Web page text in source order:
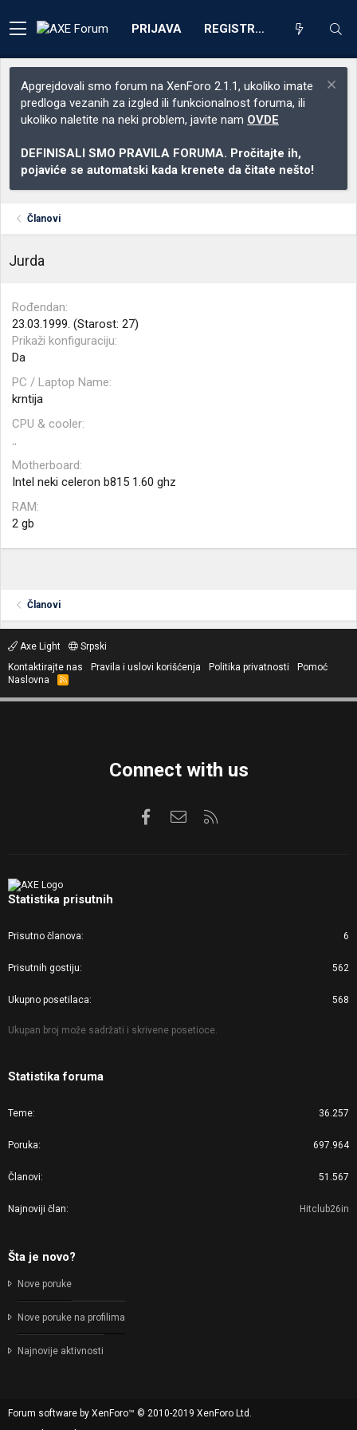
PRIJAVA REGISTRACIJA
Apgrejdovali smo forum na XenForo 2.1.1, ukoliko imate
predloga vezanih za izgled ili funkcionalnost foruma, ili
ukoliko naletite na neki problem, javite nam OVDE
DEFINISALI SMO PRAVILA FORUMA. Pročitajte ih,
pojaviće se automatski kada krenete da čitate nešto!
Članovi
Jurda
Rođendan
23.03.1999. (Starost: 27)
Prikaži konfiguraciju
Da
PC / Laptop Name
krntija
CPU & cooler
..
Motherboard
Intel neki celeron b815 1.60 ghz
RAM
2 gb
Članovi
Axe Light
Srpski
Kontaktirajte nas
Pravila i uslovi korišćenja Politika privatnosti
Pomoć
Naslovna
R
S
Connect with us
FacebookKontaktirajte nas
Statistika prisutnih
Prisutno članova 6
Prisutnih gostiju 562
Ukupno posetilaca 568
Ukupan broj može sadržati i skrivene posetioce.
Statistika foruma
Teme 36.257
Poruka 697.964
Članovi 51.567
Najnoviji član Hitclub26in
Šta je novo?
Nove poruke
Nove poruke na profilima
Najnovije aktivnosti
Forum software by XenForo™ © 2010-2019 XenForo Ltd.